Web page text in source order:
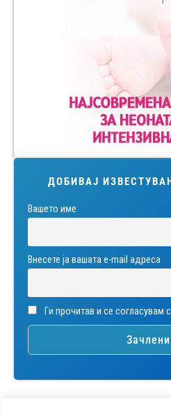
ДОБИВАЈ
Вашето име
Внесете ја вашата е-mail адреса
Ги прочитав и се согласувам